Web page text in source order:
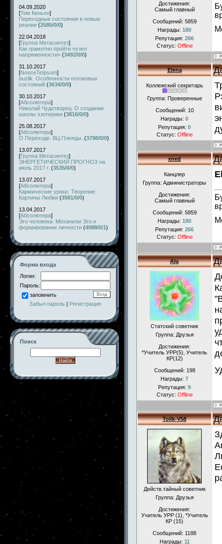
04.09.2020
[Том Кеньон]
Переходные состояния в новые
реалии (2585/0/0)
22.04.2018
[Группа Метасинтез]
Как грамотно пройти «узел
напряженности» (3492/0/0)
31.10.2017
[NosceTeIpsum]
buzlik. Особенности потоковых
состояний (3634/0/0)
30.10.2017
[Абсолютера]
Николай Чудотворец. О создании
школы эзотерики (3816/0/0)
25.08.2017
[Абсолютера]
О Переходе. ВЦ Плеяды. (3798/0/0)
13.07.2017
[Группа Метасинтез]
ЭНЕРГЕТИЧЕСКИЙ ПРОГНОЗ на
июль 2017 г. (3535/0/0)
13.07.2017
[Абсолютера]
Кармические уроки. Творение
Картины Любви (3581/0/0)
13.04.2017
[Абсолютера]
Эго человека. Механизм Эго и
формирование личности (4088/0/1)
Форма входа
Логин:
Пароль:
запомнить
Забыл пароль | Регистрация
Поиск
Достижения:
Самый главный
Сообщений: 5859
Награды: 180
Репутация: 266
Статус: Offline
Elena
Коллежский секретарь
Группа: Проверенные
Сообщений: 10
Награды: 0
Репутация: 0
Статус: Offline
xned
Канцлер
Группа: Администраторы
Достижения:
Самый главный
Сообщений: 5859
Награды: 180
Репутация: 266
Статус: Offline
Alu
Статский советник
Группа: Друзья
Достижения:
*Учитель УРР(5), Учитель
КР(12)
Сообщений: 198
Награды: 7
Репутация: 9
Статус: Offline
Tolik-V58
Действ.тайный советник
Группа: Друзья
Достижения:
Учитель УРР (1), *Учитель
КР (15)
Сообщений: 1188
Награды: 11